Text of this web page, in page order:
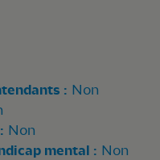
: Non
Non
mental : Non